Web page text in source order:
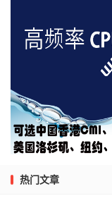
热门文章